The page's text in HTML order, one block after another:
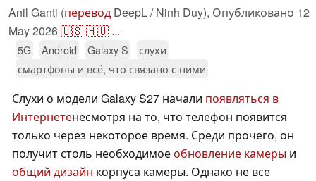
Anil Ganti (перевод DeepL / Ninh Duy), Опубликовано 12
May 2026🇺🇸🇭🇺 ...
5G Android Galaxy S
слухи
смартфоны и всё, что связано с ними
Слухи о модели Galaxy S27 начали появляться в
Интернетенесмотря на то, что телефон появится
только через некоторое время. Среди прочего, он
получит столь необходимоеобновление камеры и
общий дизайн корпуса камеры. Однако не все